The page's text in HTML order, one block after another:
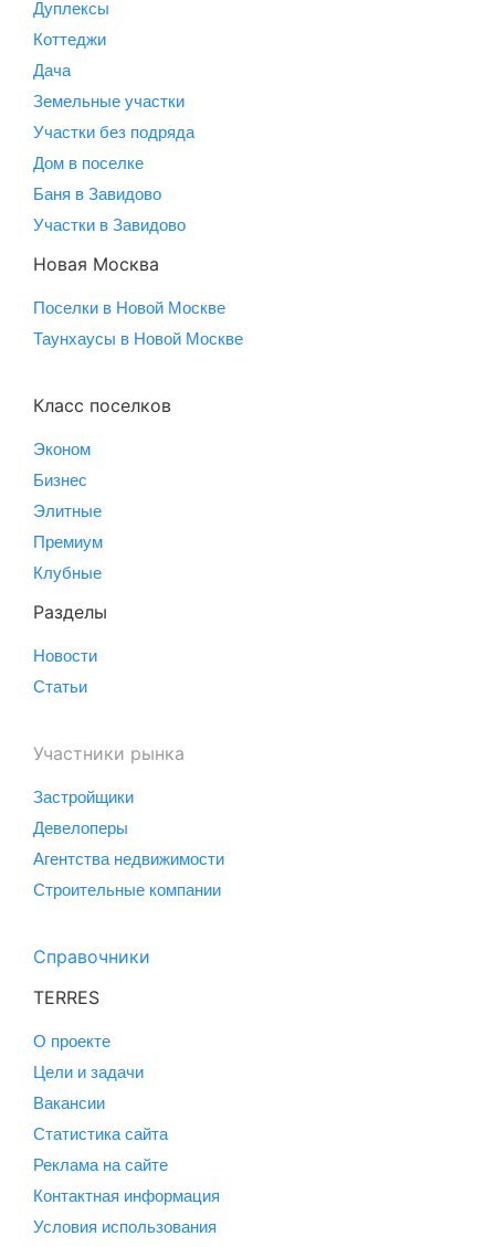
Дуплексы
Коттеджи
Дача
Земельные участки
Участки без подряда
Дом в поселке
Баня в Завидово
Участки в Завидово
Новая Москва
Поселки в Новой Москве
Таунхаусы в Новой Москве
Класс поселков
Эконом
Бизнес
Элитные
Премиум
Клубные
Разделы
Новости
Статьи
Участники рынка
Застройщики
Девелоперы
Агентства недвижимости
Строительные компании
Справочники
TERRES
О проекте
Цели и задачи
Вакансии
Статистика сайта
Реклама на сайте
Контактная информация
Условия использования